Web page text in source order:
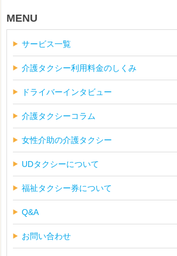
MENU
サービス一覧
介護タクシー利用料金のしくみ
ドライバーインタビュー
介護タクシーコラム
女性介助の介護タクシー
UDタクシーについて
福祉タクシー券について
Q&A
お問い合わせ